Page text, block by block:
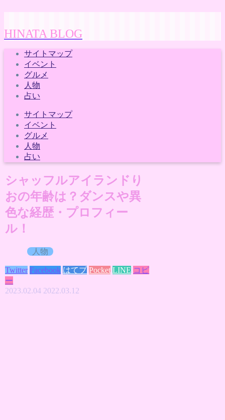
HINATA BLOG
サイトマップ
イベント
グルメ
人物
占い
サイトマップ
イベント
グルメ
人物
占い
シャッフルアイランドり
おの年齢は？ダンスや異
色な経歴・プロフィー
ル！
人物
Twitter Facebook はてブ Pocket LINE コピ
ー
2023.02.04 2022.03.12